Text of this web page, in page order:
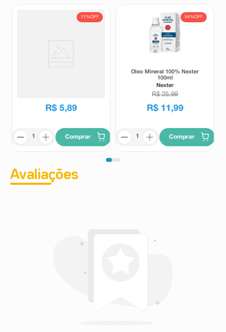
11%OFF
R$ 5,89
Comprar
54%OFF
Óleo Mineral 100% Nexter
100ml
Nexter
R$ 25,99
R$ 11 ,99
Comprar
Avaliações